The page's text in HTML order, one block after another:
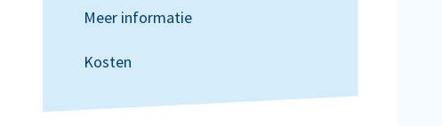
Meer informatie
Kosten